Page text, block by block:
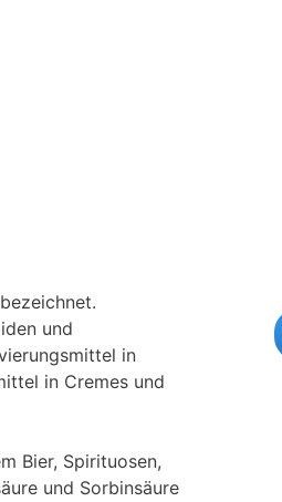
bezeichnet.
und
in
in Cremes und
Bier, Spirituosen,
und Sorbinsäure